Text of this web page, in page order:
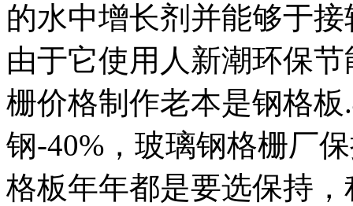
的水中增长剂并能够于
由于它使用人新潮环保
栅价格制作老本是钢格
钢-40%，玻璃钢格栅厂
格板年年都是要选保持